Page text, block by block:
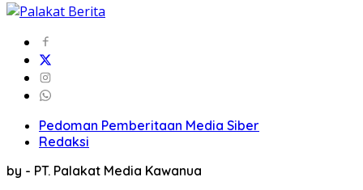
Pedoman Pemberitaan Media Siber
Redaksi
by - PT. Palakat Media Kawanua